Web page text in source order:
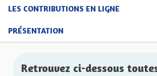
LES CONTRIBUTIONS EN LIGNE
PRÉSENTATION
Retrouvez ci-dessous